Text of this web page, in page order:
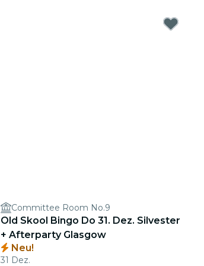
Committee Room No.9
Old Skool Bingo Do 31. Dez. Silvester
+ Afterparty Glasgow
Neu!
31 Dez.